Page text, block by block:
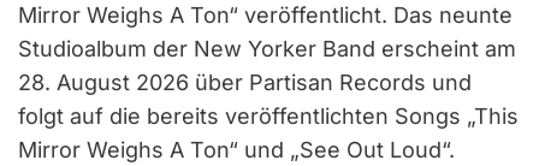
Mirror Weighs A Ton“ veröffentlicht. Das neunte
Studioalbum der New Yorker Band erscheint am
28. August 2026 über Partisan Records und
folgt auf die bereits veröffentlichten Songs „This
Mirror Weighs A Ton“ und „See Out Loud“.